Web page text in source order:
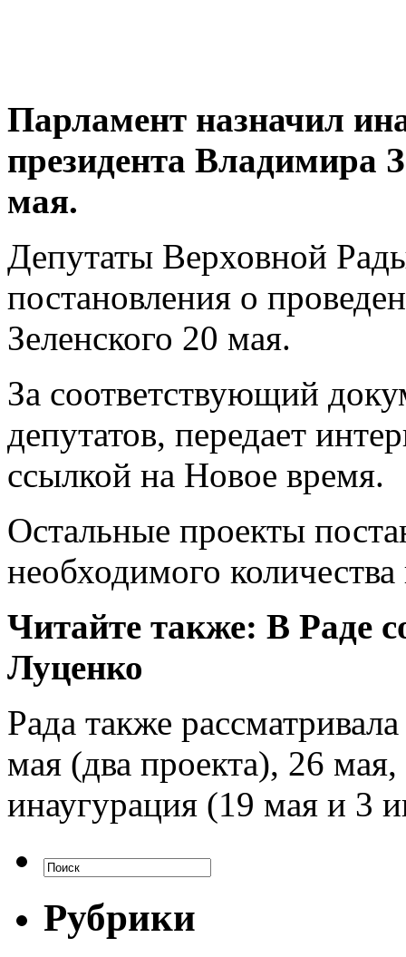
Парламент назначил
президента Владимира
мая.
Депутаты Верховной
постановления о
Зеленского 20 мая.
За соответствующий
депутатов, передает
ссылкой на Новое время.
Остальные проекты
необходимого количества
Читайте также: В Раде
Луценко
Рада также
мая (два проекта), 26
инаугурация (19 мая и 3
Рубрики